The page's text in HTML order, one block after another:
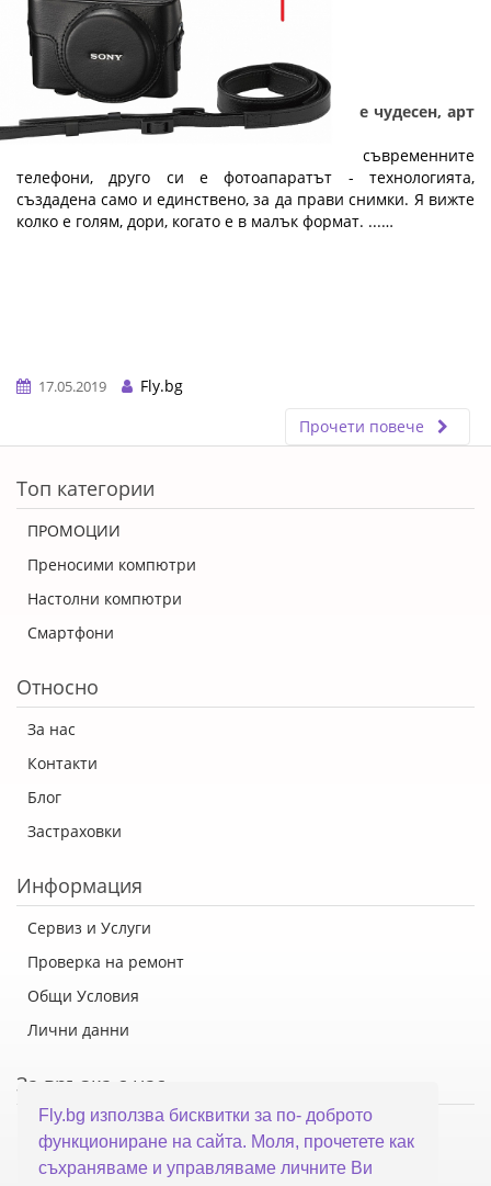
Fly.bg използва бисквитки за по- доброто
функциониране на сайта. Моля, прочетете как
съхраняваме и управляваме личните Ви
Подарък за абитуриенти - Фотоапаратът е чудесен, арт
подарък за абитуриентски бал
Колкото и да са добри камерите на съвременните
телефони, друго си е фотоапаратът - технологията,
създадена само и единствено, за да прави снимки. Я вижте
колко е голям, дори, когато е в малък формат. ...…
17.05.2019
Fly.bg
Прочети повече
Топ категории
ПРОМОЦИИ
Преносими компютри
Настолни компютри
Смартфони
Относно
За нас
Контакти
Блог
Застраховки
Информация
Сервиз и Услуги
Проверка на ремонт
Общи Условия
Лични данни
За връзка с нас
Флай Систем ООД
гр. Варна, ул. Каймакчалан 10А